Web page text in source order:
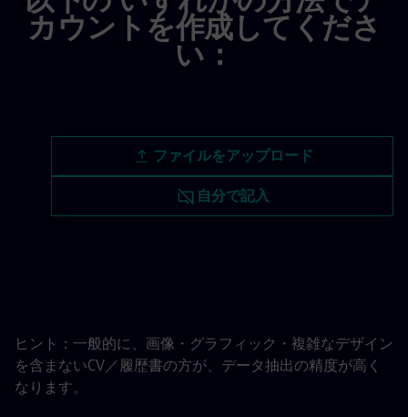
カウントを作成してくださ
い：
ファイルをアップロード
自分で記入
履歴書は後でアップロード
ヒント：一般的に、画像・グラフィック・複雑なデザイン
を含まないCV／履歴書の方が、データ抽出の精度が高く
なります。